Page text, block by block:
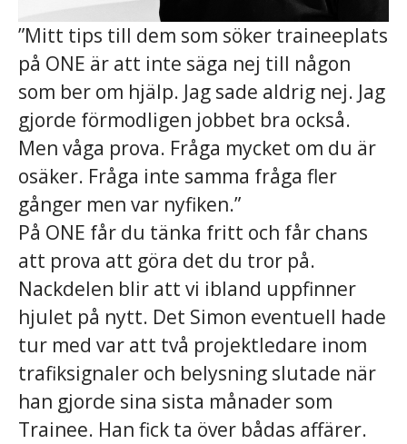
”Mitt tips till dem som söker traineeplats
på ONE är att inte säga nej till någon
som ber om hjälp. Jag sade aldrig nej. Jag
gjorde förmodligen jobbet bra också.
Men våga prova. Fråga mycket om du är
osäker. Fråga inte samma fråga fler
gånger men var nyfiken.”
På ONE får du tänka fritt och får chans
att prova att göra det du tror på.
Nackdelen blir att vi ibland uppfinner
hjulet på nytt. Det Simon eventuell hade
tur med var att två projektledare inom
trafiksignaler och belysning slutade när
han gjorde sina sista månader som
Trainee. Han fick ta över bådas affärer.